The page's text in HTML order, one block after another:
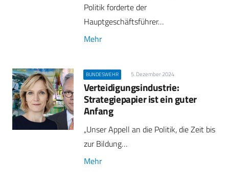
Politik forderte der
Hauptgeschäftsführer…
Mehr
BUNDESWEHR 5. Dezember 2024
Verteidigungsindustrie:
Strategiepapier ist ein guter
Anfang
„Unser Appell an die Politik, die Zeit bis
zur Bildung…
Mehr